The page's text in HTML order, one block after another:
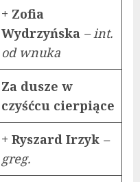
+ Zofia
Wydrzyńska – int.
od wnuka
Za dusze w
czyśćcu cierpiące
+ Ryszard Irzyk –
greg.